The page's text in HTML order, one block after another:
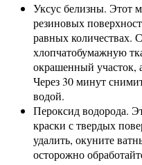
Уксус белизны. Этот
резиновых
равных количествах.
хлопчатобумажную
окрашенный участок,
Через 30 минут
водой.
Пероксид водорода.
краски с твердых
удалить, окуните
осторожно